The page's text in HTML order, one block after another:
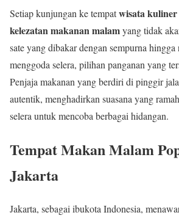
Setiap kunjungan ke tempatwisata
kelezatan makanan malamyang tidak
sate yang dibakar dengan sempurna
menggoda selera, pilihan panganan yang
Penjaja makanan yang berdiri di pinggir
autentik, menghadirkan suasana yang
selera untuk mencoba berbagai hidangan.
Tempat Makan Malam
Jakarta
Jakarta, sebagai ibukota Indonesia,